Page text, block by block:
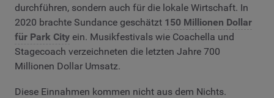
durchführen, sondern auch für die lokale Wirtschaft. In
2020 brachte Sundance geschätzt 150 Millionen Dollar
für Park City ein. Musikfestivals wie Coachella und
Stagecoach verzeichneten die letzten Jahre 700
Millionen Dollar Umsatz.
Diese Einnahmen kommen nicht aus dem Nichts.